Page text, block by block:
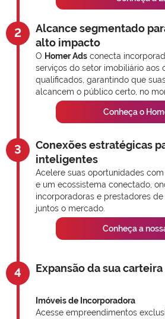
2
Alcance segmentado
alto impacto
O Homer Ads conecta
serviços do setor imobiliário aos
qualificados, garantindo que
alcancem o público certo, no
Conheça o
3
Conexões estratégicas
inteligentes
Acelere suas oportunidades
e um ecossistema conectado,
incorporadoras e prestadores
juntos o mercado.
Conheça a
4 Expansão da sua
Imóveis de Incorporadora
Acesse empreendimentos